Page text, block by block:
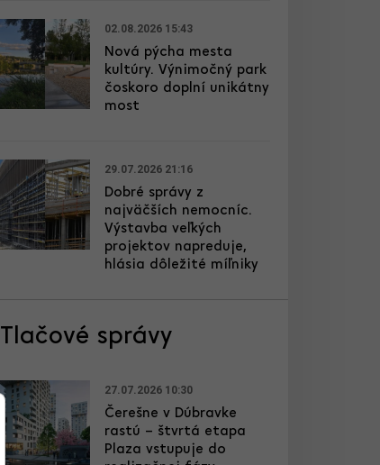
02.08.2026 15:43
Nová pýcha mesta
kultúry. Výnimočný park
čoskoro doplní unikátny
most
29.07.2026 21:16
Dobré správy z
najväčších nemocníc.
Výstavba veľkých
projektov napreduje,
hlásia dôležité míľniky
Tlačové správy
27.07.2026 10:30
Čerešne v Dúbravke
rastú – štvrtá etapa
Plaza vstupuje do